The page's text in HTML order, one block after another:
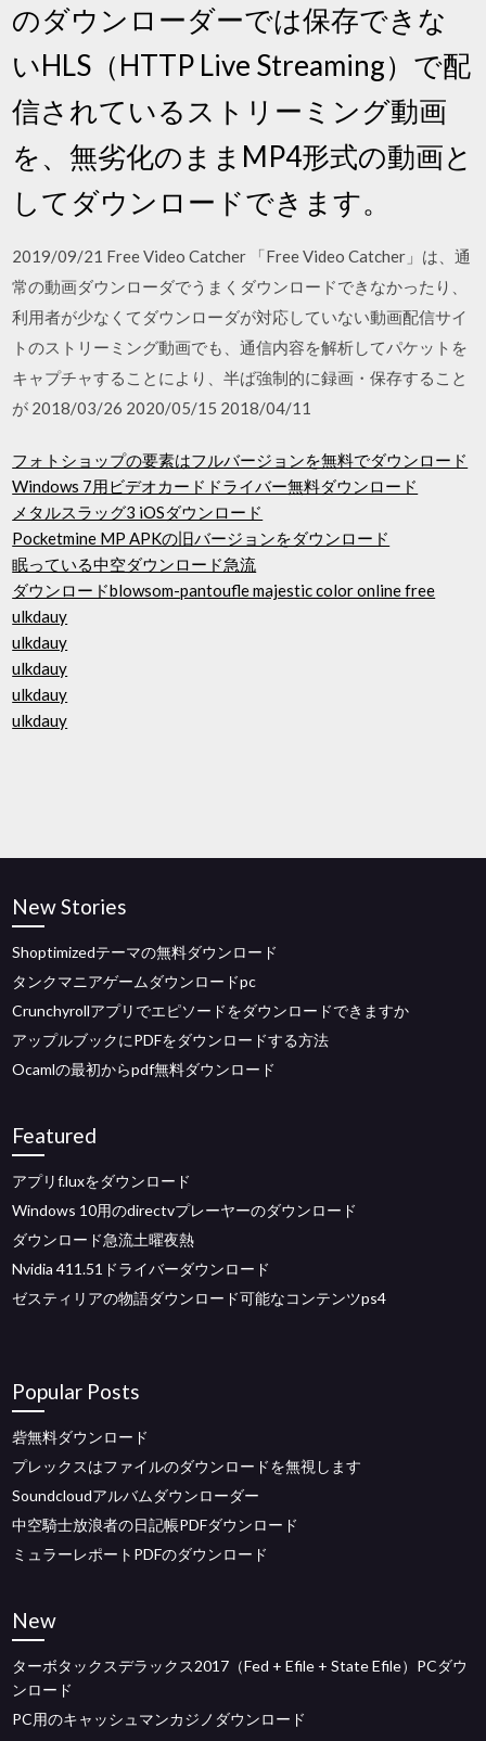
のダウンローダーでは保存できな
いHLS（HTTP Live Streaming）で配
信されているストリーミング動画
を、無劣化のままMP4形式の動画と
してダウンロードできます。
2019/09/21 Free Video Catcher 「Free Video Catcher」は、通
常の動画ダウンローダでうまくダウンロードできなかったり、
利用者が少なくてダウンローダが対応していない動画配信サイ
トのストリーミング動画でも、通信内容を解析してパケットを
キャプチャすることにより、半ば強制的に録画・保存すること
が 2018/03/26 2020/05/15 2018/04/11
フォトショップの要素はフルバージョンを無料でダウンロード
Windows 7用ビデオカードドライバー無料ダウンロード
メタルスラッグ3 iOSダウンロード
Pocketmine MP APKの旧バージョンをダウンロード
眠っている中空ダウンロード急流
ダウンロードblowsom-pantoufle majestic color online free
ulkdauy
ulkdauy
ulkdauy
ulkdauy
ulkdauy
New Stories
Shoptimizedテーマの無料ダウンロード
タンクマニアゲームダウンロードpc
Crunchyrollアプリでエピソードをダウンロードできますか
アップルブックにPDFをダウンロードする方法
Ocamlの最初からpdf無料ダウンロード
Featured
アプリf.luxをダウンロード
Windows 10用のdirectvプレーヤーのダウンロード
ダウンロード急流土曜夜熱
Nvidia 411.51ドライバーダウンロード
ゼスティリアの物語ダウンロード可能なコンテンツps4
Popular Posts
砦無料ダウンロード
プレックスはファイルのダウンロードを無視します
Soundcloudアルバムダウンローダー
中空騎士放浪者の日記帳PDFダウンロード
ミュラーレポートPDFのダウンロード
New
ターボタックスデラックス2017（Fed + Efile + State Efile）PCダウ
ンロード
PC用のキャッシュマンカジノダウンロード